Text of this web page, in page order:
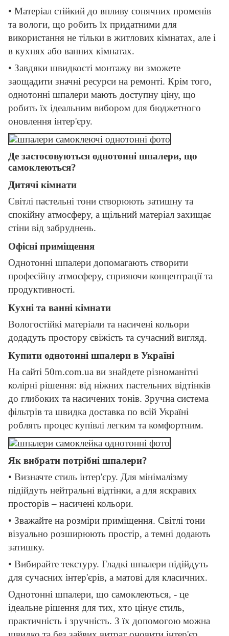
• Матеріал стійкий до впливу сонячних променів
та вологи, що робить їх придатними для
використання не тільки в житлових кімнатах, але і
в кухнях або ванних кімнатах.
• Завдяки швидкості монтажу ви зможете
заощадити значні ресурси на ремонті. Крім того,
однотонні шпалери мають доступну ціну, що
робить їх ідеальним вибором для бюджетного
оновлення інтер'єру.
Де застосовуються однотонні шпалери, що
самоклеються?
Дитячі кімнати
Світлі пастельні тони створюють затишну та
спокійну атмосферу, а щільний матеріал захищає
стіни від забруднень.
Офісні приміщення
Однотонні шпалери допомагають створити
професійну атмосферу, сприяючи концентрації та
продуктивності.
Кухні та ванні кімнати
Вологостійкі матеріали та насичені кольори
додадуть простору свіжість та сучасний вигляд.
Купити однотонні шпалери в Україні
На сайті 50m.com.ua ви знайдете різноманітні
колірні рішення: від ніжних пастельних відтінків
до глибоких та насичених тонів. Зручна система
фільтрів та швидка доставка по всій Україні
роблять процес купівлі легким та комфортним.
Як вибрати потрібні шпалери?
• Визначте стиль інтер'єру. Для мінімалізму
підійдуть нейтральні відтінки, а для яскравих
просторів – насичені кольори.
• Зважайте на розміри приміщення. Світлі тони
візуально розширюють простір, а темні додають
затишку.
• Вибирайте текстуру. Гладкі шпалери підійдуть
для сучасних інтер'єрів, а матові для класичних.
Однотонні шпалери, що самоклеються, - це
ідеальне рішення для тих, хто цінує стиль,
практичність і зручність. З їх допомогою можна